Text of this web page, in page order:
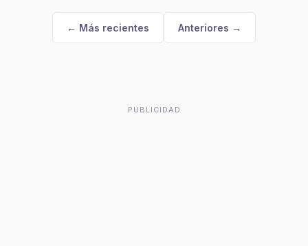
← Más recientes Anteriores →
PUBLICIDAD